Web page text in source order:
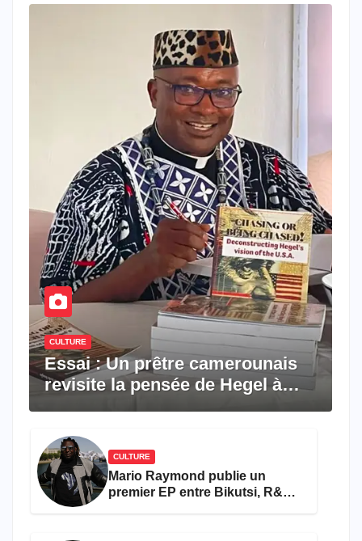
CULTURE
Essai : Un prêtre camerounais
revisite la pensée de Hegel à
CULTURE
Mario Raymond publie un
premier EP entre Bikutsi, R&B